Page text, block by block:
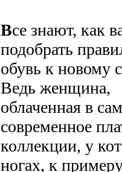
Все знают, как
подобрать
обувь к новому
Ведь женщина,
облаченная в
современное
коллекции, у
ногах, к